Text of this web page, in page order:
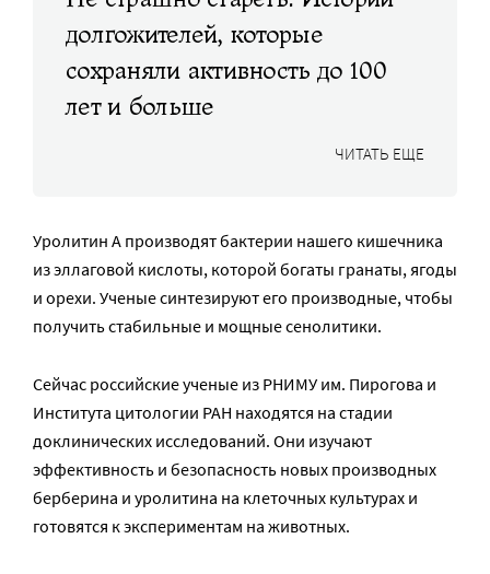
долгожителей, которые
сохраняли активность до 100
лет и больше
ЧИТАТЬ ЕЩЕ
Уролитин А производят бактерии нашего кишечника
из эллаговой кислоты, которой богаты гранаты, ягоды
и орехи. Ученые синтезируют его производные, чтобы
получить стабильные и мощные сенолитики.
Сейчас российские ученые из РНИМУ им. Пирогова и
Института цитологии РАН находятся на стадии
доклинических исследований. Они изучают
эффективность и безопасность новых производных
берберина и уролитина на клеточных культурах и
готовятся к экспериментам на животных.